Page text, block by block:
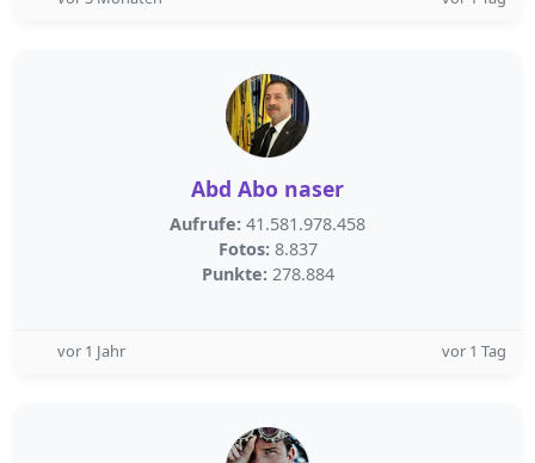
Abd Abo naser
Aufrufe: 41.581.978.458
Fotos: 8.837
Punkte: 278.884
vor 1 Jahr vor 1 Tag